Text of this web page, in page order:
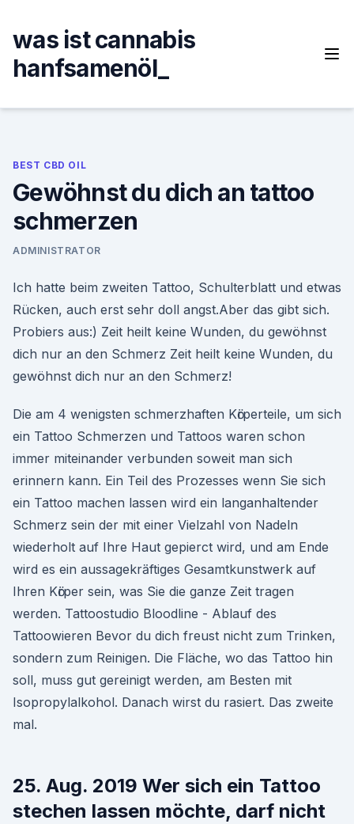
content
was ist cannabis
hanfsamenöl_
BEST CBD OIL
Gewöhnst du dich an tattoo
schmerzen
ADMINISTRATOR
Ich hatte beim zweiten Tattoo, Schulterblatt und etwas
Rücken, auch erst sehr doll angst.Aber das gibt sich.
Probiers aus:) Zeit heilt keine Wunden, du gewöhnst
dich nur an den Schmerz Zeit heilt keine Wunden, du
gewöhnst dich nur an den Schmerz!
Die am 4 wenigsten schmerzhaften Kӧrperteile, um sich
ein Tattoo Schmerzen und Tattoos waren schon
immer miteinander verbunden soweit man sich
erinnern kann. Ein Teil des Prozesses wenn Sie sich
ein Tattoo machen lassen wird ein langanhaltender
Schmerz sein der mit einer Vielzahl von Nadeln
wiederholt auf Ihre Haut gepierct wird, und am Ende
wird es ein aussagekrӓftiges Gesamtkunstwerk auf
Ihren Kӧrper sein, was Sie die ganze Zeit tragen
werden. Tattoostudio Bloodline - Ablauf des
Tattoowieren Bevor du dich freust nicht zum Trinken,
sondern zum Reinigen. Die Fläche, wo das Tattoo hin
soll, muss gut gereinigt werden, am Besten mit
Isopropylalkohol. Danach wirst du rasiert. Das zweite
mal.
25. Aug. 2019 Wer sich ein Tattoo
stechen lassen möchte, darf nicht